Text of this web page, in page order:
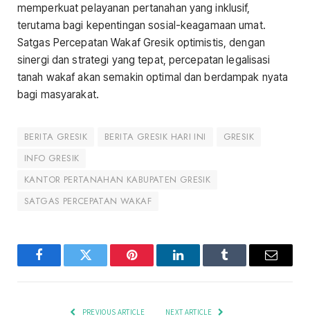
memperkuat pelayanan pertanahan yang inklusif,
terutama bagi kepentingan sosial-keagamaan umat.
Satgas Percepatan Wakaf Gresik optimistis, dengan
sinergi dan strategi yang tepat, percepatan legalisasi
tanah wakaf akan semakin optimal dan berdampak nyata
bagi masyarakat.
BERITA GRESIK BERITA GRESIK HARI INI
GRESIK
INFO GRESIK
KANTOR PERTANAHAN KABUPATEN GRESIK
SATGAS PERCEPATAN WAKAF
FacebookTwitter Pinterest LinkedInTumblr Email
PREVIOUS ARTICLE NEXT ARTICLE